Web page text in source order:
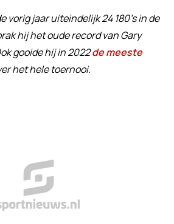
vorig jaar uiteindelijk 24 180's in de
hij het oude record van Gary
gooide hij in 2022de meeste
het hele toernooi.